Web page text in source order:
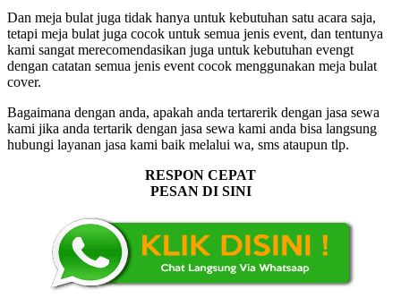
Dan meja bulat juga tidak hanya untuk kebutuhan satu acara saja,
tetapi meja bulat juga cocok untuk semua jenis event, dan tentunya
kami sangat merecomendasikan juga untuk kebutuhan evengt
dengan catatan semua jenis event cocok menggunakan meja bulat
cover.
Bagaimana dengan anda, apakah anda tertarerik dengan jasa sewa
kami jika anda tertarik dengan jasa sewa kami anda bisa langsung
hubungi layanan jasa kami baik melalui wa, sms ataupun tlp.
RESPON CEPAT
PESAN DI SINI